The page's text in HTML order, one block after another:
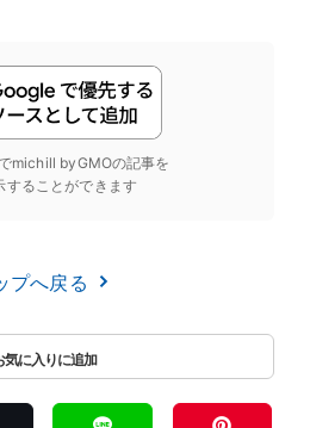
michill byGMOの記事を
することができます
プへ戻る